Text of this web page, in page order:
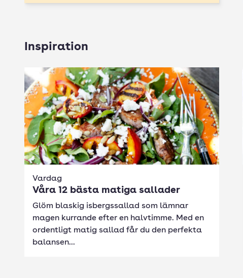
Inspiration
Vardag
Våra 12 bästa matiga sallader
Glöm blaskig isbergssallad som lämnar
magen kurrande efter en halvtimme. Med en
ordentligt matig sallad får du den perfekta
balansen...